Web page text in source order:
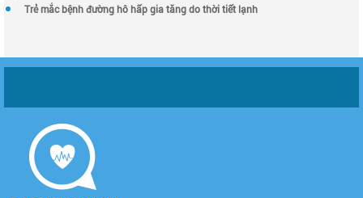
Trẻ mắc bệnh đường hô hấp gia tăng do thời tiết lạnh